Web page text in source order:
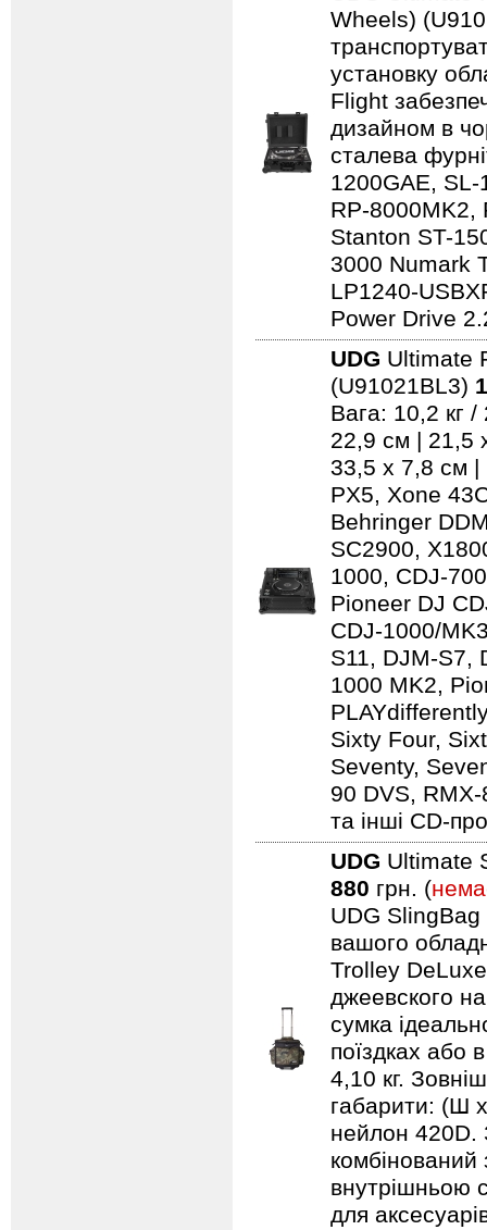
Wheels)
установку
Flight
дизайном в
сталева
1200GAE,
RP-8000MK2,
Stanton ST-
3000 Numark
LP1240-
Power Drive
UDG Ultimate
(U91021BL3)
Вага: 10,2 кг
22,9 см | 21,5
33,5 x 7,8 см |
PX5, Xone
Behringer
SC2900,
1000, CDJ-
Pioneer DJ
CDJ-1000/
S11, DJM-S7,
1000 MK2,
Sixty Four,
Seventy,
90 DVS,
та інші CD-
UDG Ultimate
880 грн. (
UDG SlingBag
вашого
Trolley DeLuxe
джеевского
сумка
поїздках або
4,10 кг.
габарити: (Ш
нейлон 420D.
внутрішньою
для